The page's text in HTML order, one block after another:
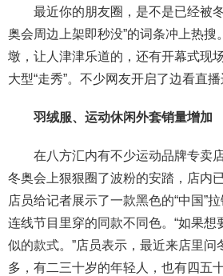
最近你的朋友圈，是不是已经被冬
奥会周边上架即秒没”的词条冲上热搜
墩，让人津津乐道的，还有开幕式现
大型“走秀”。不少网友开启了边看直
羽绒服、运动休闲外套销量增加
在八方汇内有不少运动品牌专卖店
冬奥会上狠狠圈了波粉的安踏，店内
店员给记者展示了一款黑色的“中国”
连线节目里穿的同款不同色。“如果想
似的款式。”店员表示，最近来店里问
多，有二三十岁的年轻人，也有四五